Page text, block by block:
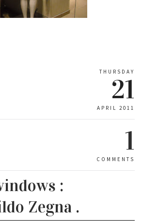
THURSDAY
21
APRIL 2011
1
COMMENTS
:
Zegna .